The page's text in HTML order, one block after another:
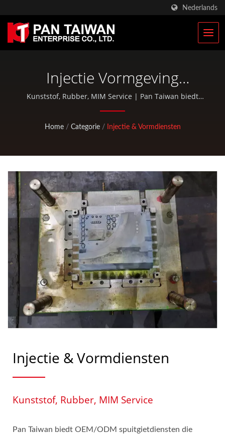
Nederlands
Injectie Vormgeving
ServiceFabrikant
Kunststof, Rubber, MIM Service | Pan Taiwan biedt
OEM / ODM-diensten zoals spuitgieten, die-casting,
fiets- en buitensportonderdelen.
Home / Categorie / Injectie & Vormdiensten
Injectie & Vormdiensten
Kunststof, Rubber, MIM Service
Pan Taiwan biedt OEM/ODM spuitgietdiensten die